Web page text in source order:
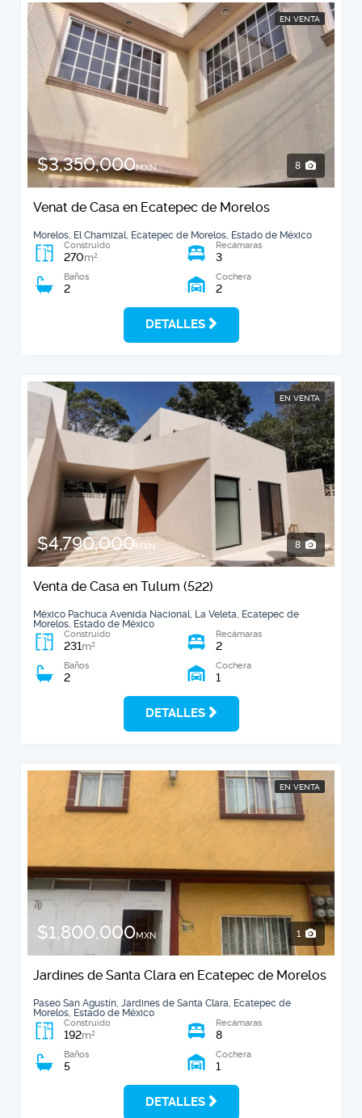
EN VENTA
$3,350,000MXN 8
Venat de Casa en Ecatepec de Morelos
Morelos, El Chamizal, Ecatepec de Morelos, Estado de México
Construido
270m2
Recámaras
3
Baños
2
Cochera
2
DETALLES
EN VENTA
$4,790,000MXN 8
Venta de Casa en Tulum (522)
México Pachuca Avenida Nacional, La Veleta, Ecatepec de
Morelos, Estado de México
Construido
231m2
Recámaras
2
Baños
2
Cochera
1
DETALLES
EN VENTA
$1,800,000MXN 1
Jardines de Santa Clara en Ecatepec de Morelos
Paseo San Agustín, Jardines de Santa Clara, Ecatepec de
Morelos, Estado de México
Construido
192m2
Recámaras
8
Baños
5
Cochera
1
DETALLES